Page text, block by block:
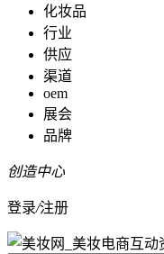
化妆品
行业
供应
渠道
oem
展会
品牌
创造中心
登录/注册